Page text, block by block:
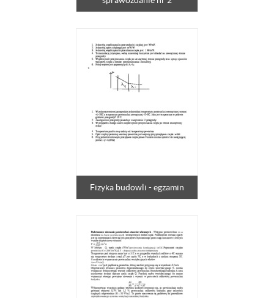
Fizyka budowli - egzamin